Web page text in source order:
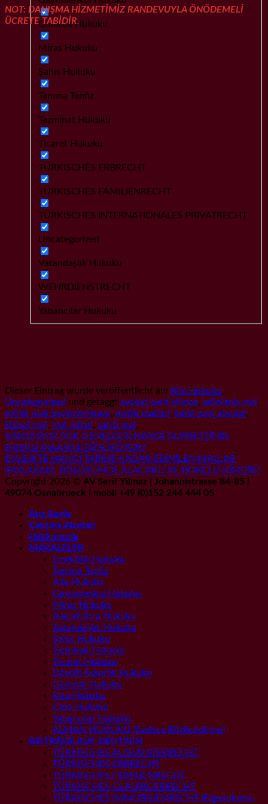
Gümrük Hukuku
Miras Hukuku
Şahıs Hukuku
Tanıma Tenfiz
Tazminat Hukuku
Ticaret Hukuku
TÜRKISCHES ERBRECHT
TÜRKISCHES FAMILIENRECHT
TÜRKISCHES INTERNATIONALES PRIVATRECHT
Uncategorized
Vatandaşlık Hukuku
WEHRDIENSTRECHT
Yabancılar Hukuku
NOT: DANIŞMA HİZMETİMİZ RANDEVUYLA ÖNÖDEMELİ
ÜCRETE TABİDİR.
Dieser Eintrag wurde veröffentlicht am Aile Hukuku,
Uncategorized und getaggt avukat serif yilmaz, edinilmiş mal ,
evlilik mali paylastirilmasi, evlilik mallari, katki payi alacagi,
kisisel mal , mal rejimi, sahsi mal .
KANUNSUZ SGK GENELGESİ HANGİ GURBETÇİNİN
EMEKLİ MAAŞINI DÜŞÜRÜYOR?
EVLİLİKTE HANGİ TARİHE KADAR EDİNİLEN MALLAR
PAYLAŞILIR, BÖLÜŞÜMDE ALACAKLI VE BORÇLU KİMDİR?
Copyright 2026 © AV Serif Yilmaz | Johannistrasse 84-85 |
49074 Osnabrueck | mobil +49 (0)152 244 444 05
Ana Sayfa
Çalışma Alanları
Hakkımızda
MAKALELER
Emeklilik Hukuku
Tanıma Tenfiz
Aile Hukuku
Gayrımenkul Hukuku
Miras Hukuku
Alacak/İcra Hukuku
Vatandaşlık Hukuku
Şahıs Hukuku
Tazminat Hukuku
Ticaret Hukuku
Dövizli Askerlik Hukuku
Gümrük Hukuku
Kira Hukuku
Ceza Hukuku
Yabancılar Hukuku
ALMAN HUKUKU (Sadece Bilgilendirme)
BEITRÄGE AUF DEUTSCH
TÜRKISCHES AUSLÄNDERRECHT
TÜRKISCHES ERBRECHT
TÜRKISCHES FAMILIENRECHT
TÜRKISCHES GLÄUBIGERRECHT
TÜRKISCHES IMMOBILIENRECHT (Eigenstums-